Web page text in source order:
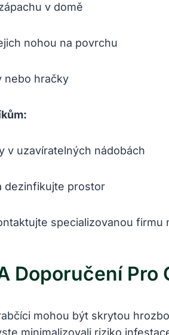
v domě
nohou na povrchu
nebo hračky
v uzavíratelných nádobách
dezinfikujte prostor
specializovanou firmu
Doporučení Pro
mohou být skrytou
minimalizovali riziko